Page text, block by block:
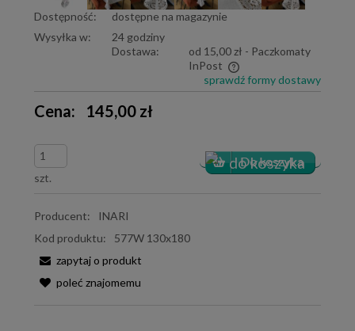
Dostępność:
dostępne na magazynie
Wysyłka w:
24 godziny
Dostawa:
od 15,00 zł - Paczkomaty
InPost
Cena nie zawiera ewentualnych kosztów płatności
sprawdź formy dostawy
Cena: 145,00 zł
szt.
Producent:
INARI
Kod produktu:
577W 130x180
zapytaj o produkt
poleć znajomemu